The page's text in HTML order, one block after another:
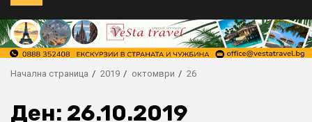
Начална страница 2019 октомври 26
Ден: 26.10.2019